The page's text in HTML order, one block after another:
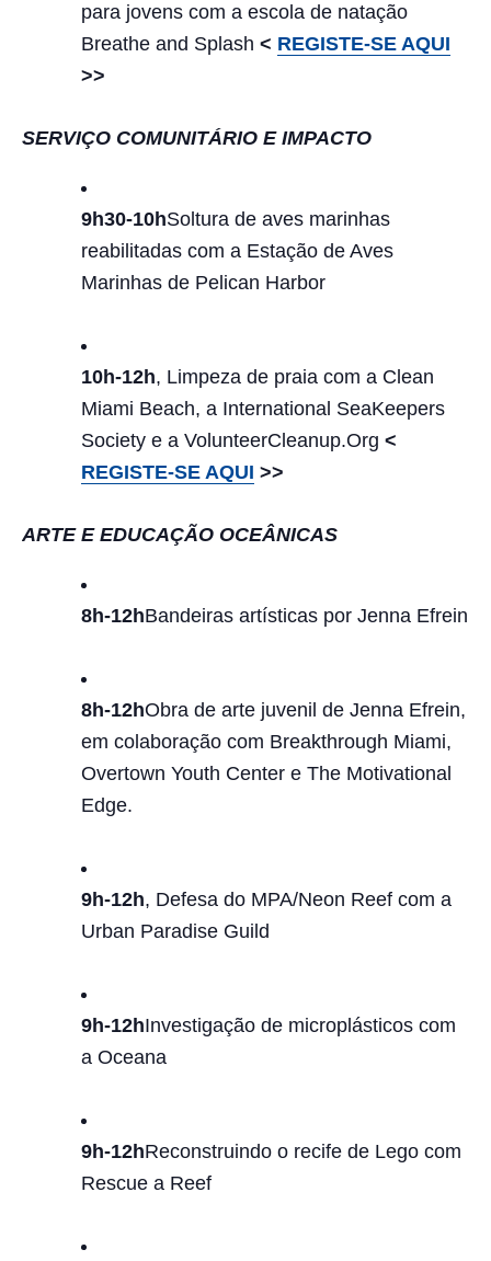
para jovens com a escola de natação
Breathe and Splash < REGISTE-SE AQUI
>>
SERVIÇO COMUNITÁRIO E IMPACTO
9h30-10hSoltura de aves marinhas
reabilitadas com a Estação de Aves
Marinhas de Pelican Harbor
10h-12h, Limpeza de praia com a Clean
Miami Beach, a International SeaKeepers
Society e a VolunteerCleanup.Org <
REGISTE-SE AQUI >>
ARTE E EDUCAÇÃO OCEÂNICAS
8h-12hBandeiras artísticas por Jenna Efrein
8h-12hObra de arte juvenil de Jenna Efrein,
em colaboração com Breakthrough Miami,
Overtown Youth Center e The Motivational
Edge.
9h-12h, Defesa do MPA/Neon Reef com a
Urban Paradise Guild
9h-12hInvestigação de microplásticos com
a Oceana
9h-12hReconstruindo o recife de Lego com
Rescue a Reef